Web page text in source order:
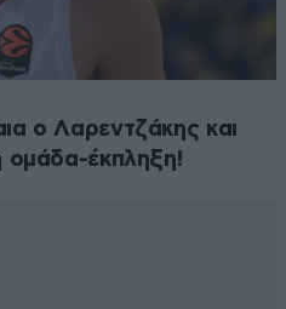
ο Λαρεντζάκης και
ομάδα-έκπληξη!